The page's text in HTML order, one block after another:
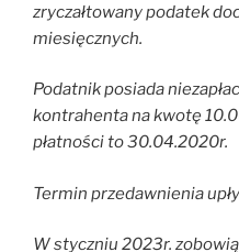
zryczałtowany podatek
miesięcznych.
Podatnik posiada
kontrahenta na kwotę
płatności to 30.04.2020r.
Termin przedawnienia
W styczniu 2023r.